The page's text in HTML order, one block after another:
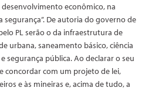
econômico, na
segurança”. De autoria do governo de
PL serão o da infraestrutura de
urbana, saneamento básico, ciência
segurança pública. Ao declarar o seu
concordar com um projeto de lei,
e às mineiras e, acima de tudo, a